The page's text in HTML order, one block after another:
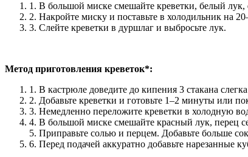
1. В большой миске смешайте креветки, белый
2. Накройте миску и поставьте в холодильник на
3. Слейте креветки в дуршлаг и выбросьте лук.
Метод приготовления креветок*:
1. В кастрюле доведите до кипения 3 стакана
2. Добавьте креветки и готовьте 1–2 минуты или
3. Немедленно переложите креветки в холодную
4. В большой миске смешайте красный лук, перец
5. Приправьте солью и перцем. Добавьте больше
6. Перед подачей аккуратно добавьте нарезанные